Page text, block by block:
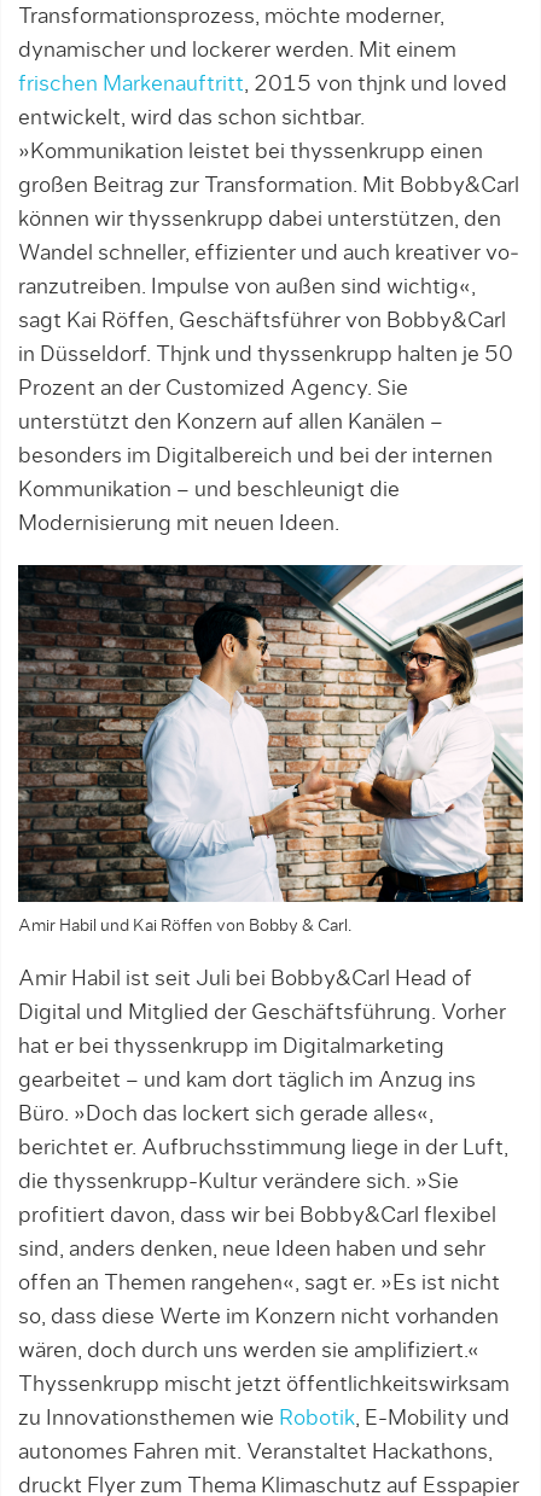
Transformationspro­zess, möchte moderner,
dynamischer und locke­rer werden. Mit einem
frischen Markenauftritt, 2015 von thjnk und loved
entwickelt, wird das schon sicht­bar.
»Kommunikation leistet bei thyssenkrupp einen
gro­ßen Beitrag zur Transformation. Mit Bob­by&Carl
kön­nen wir thyssenkrupp dabei unterstützen, den
Wan­del schneller, effizienter und auch kreativer vo­
ranzutreiben. Impulse von außen sind wichtig«,
sagt Kai Röffen, Geschäftsführer von Bobby&­Carl
in Düs­seldorf. Thjnk und thyssenkrupp halten je 50
Pro­zent an der Customized Agency. Sie
unterstützt den Konzern auf allen Kanälen –
besonders im Digitalbereich und bei der internen
Kommunikation – und beschleunigt die
Modernisierung mit neuen Ideen.
Amir Habil und Kai Röffen von Bobby & Carl.
Amir Habil ist seit Juli bei Bobby&Carl Head of
Digital und Mitglied der Geschäftsführung. Vorher
hat er bei thyssenkrupp im Digitalmarketing
gearbei­tet – und kam dort täglich im Anzug ins
Büro. »Doch das lockert sich gerade alles«,
berichtet er. Aufbruchs­stimmung liege in der Luft,
die thyssenkrupp-Kultur verändere sich. »Sie
profitiert davon, dass wir bei Bobby&Carl flexibel
sind, anders denken, neue Ide­en haben und sehr
offen an Themen rangehen«, sagt er. »Es ist nicht
so, dass diese Werte im Konzern nicht vorhanden
wären, doch durch uns werden sie amplifiziert.«
Thyssenkrupp mischt jetzt öffentlich­keitswirksam
zu Innovationsthemen wie Robotik, E-Mobility und
autonomes Fahren mit. Veranstaltet Hackathons,
druckt Flyer zum Thema Klimaschutz auf Esspapier